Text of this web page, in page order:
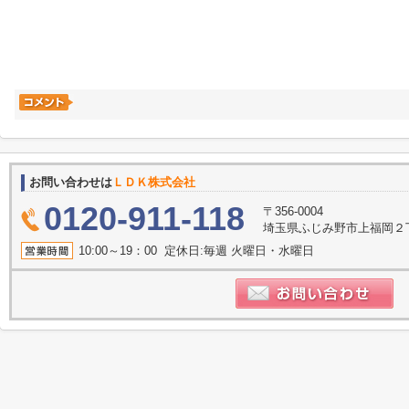
お問い合わせは ＬＤＫ株式会社
0120-911-118
〒356-0004
埼玉県ふじみ野市上福岡２
10:00～19：00 定休日:毎週 火曜日・水曜日